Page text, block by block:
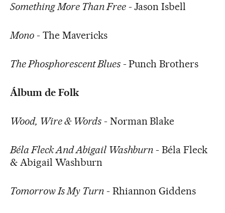
Something More Than Free- Jason Isbell
Mono- The Mavericks
The Phosphorescent Blues- Punch Brothers
Álbum de Folk
Wood, Wire & Words- Norman Blake
Béla Fleck And Abigail Washburn - Béla Fleck
& Abigail Washburn
Tomorrow Is My Turn- Rhiannon Giddens